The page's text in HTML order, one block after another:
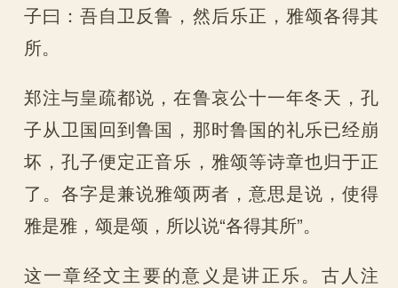
子曰：吾自卫反鲁，然后乐正，雅颂各得其
所。
郑注与皇疏都说，在鲁哀公十一年冬天，孔
子从卫国回到鲁国，那时鲁国的礼乐已经崩
坏，孔子便定正音乐，雅颂等诗章也归于正
了。各字是兼说雅颂两者，意思是说，使得
雅是雅，颂是颂，所以说“各得其所”。
这一章经文主要的意义是讲正乐。古人注